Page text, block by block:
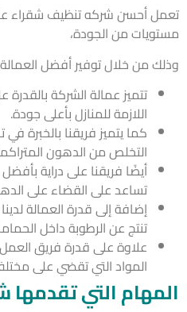
أحسن شركه تنظيف شقراء على
من الجودة،
من خلال توفير أفضل العمالة
تتميز عمالة الشركة بالقدرة
اللازمة للمنازل بأعلى جودة.
كما يتميز فريقنا بالخبرة في
التخلص من الدهون المتراكمة
أيضًا فريقنا على دراية بأفضل
تساعد على القضاء على الدهون.
إضافة إلى قدرة العمالة لدينا
تنتج عن الرطوبة داخل الحمامات.
علاوة على قدرة فريق العمل
المواد التي تقضي على مختلف
التي تقدمها